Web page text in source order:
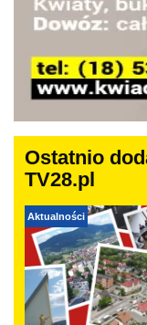
Ostatnio
TV28.pl
Aktualności